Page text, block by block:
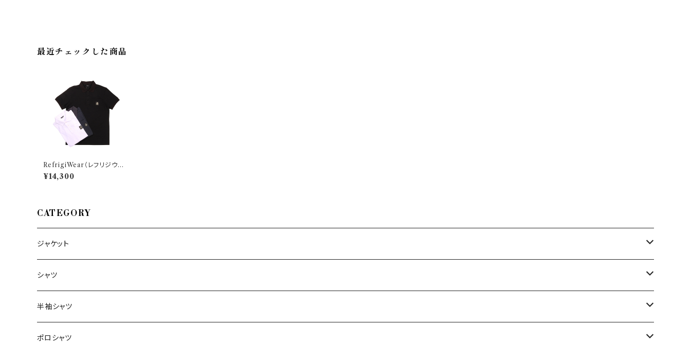
最近チェックした商品
RefrigiWear（レフリジウェ
ア） 半袖ポロシャツ T23400
27755
¥14,300
CATEGORY
ジャケット
～44/S
46/M
48/L
シャツ
～44/S
46/M
半袖シャツ
～44/S
ポロシャツ